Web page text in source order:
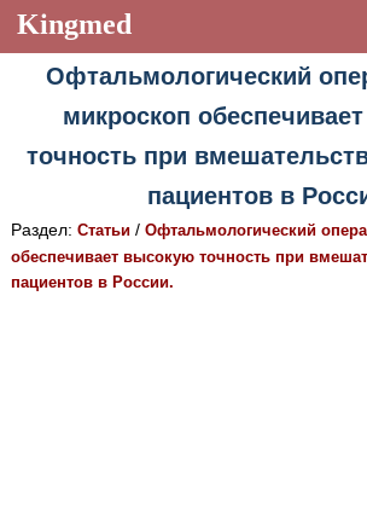
Kingmed
Учебный материал
Видеогалерея 899
Истории болезней 1268
Лекции и презентации
Восстановить пароль
Офтальмологический
микроскоп
точность при
пациентов в
Раздел: Статьи/ Офтальмологический
обеспечивает высокую точность при
пациентов в России.